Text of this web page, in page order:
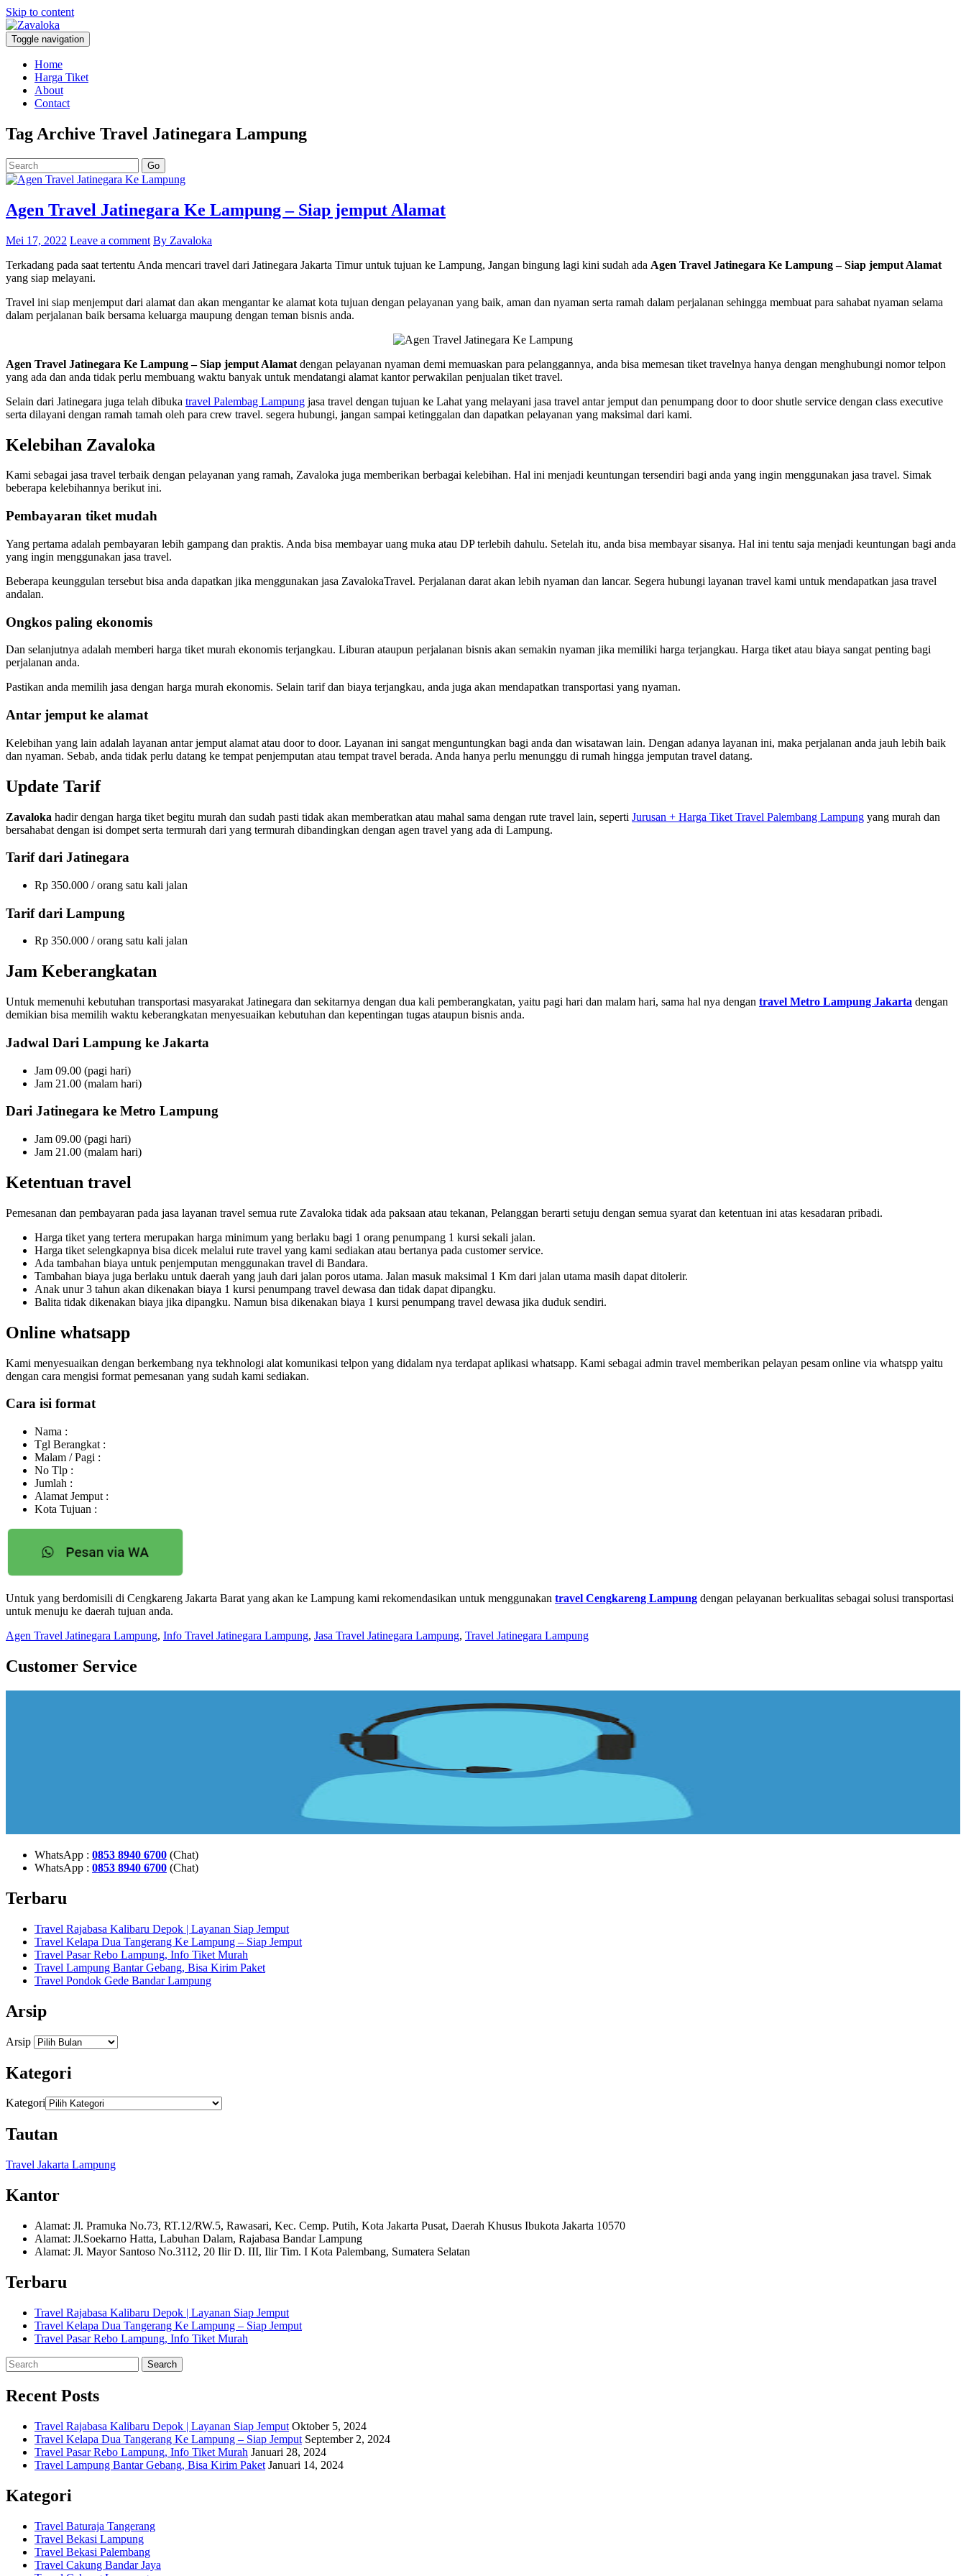
Skip to content
Zavaloka
Your Best and Affordable Travel Partner
Toggle navigation
Home
Harga Tiket
About
Contact
Tag Archive Travel Jatinegara Lampung
Go
Agen Travel Jatinegara Ke Lampung – Siap jemput Alamat
Mei 17, 2022 Leave a comment By Zavaloka
Terkadang pada saat tertentu Anda mencari travel dari Jatinegara Jakarta Timur untuk tujuan ke Lampung, Jangan bingung lagi kini sudah ada Agen Travel Jatinegara Ke Lampung – Siap jemput Alamat
yang siap melayani.
Travel ini siap menjemput dari alamat dan akan mengantar ke alamat kota tujuan dengan pelayanan yang baik, aman dan nyaman serta ramah dalam perjalanan sehingga membuat para sahabat nyaman selama
dalam perjalanan baik bersama keluarga maupung dengan teman bisnis anda.
Agen Travel Jatinegara Ke Lampung – Siap jemput Alamat dengan pelayanan nyaman demi memuaskan para pelanggannya, anda bisa memesan tiket travelnya hanya dengan menghubungi nomor telpon
yang ada dan anda tidak perlu membuang waktu banyak untuk mendatangi alamat kantor perwakilan penjualan tiket travel.
Selain dari Jatinegara juga telah dibuka travel Palembag Lampung jasa travel dengan tujuan ke Lahat yang melayani jasa travel antar jemput dan penumpang door to door shutle service dengan class executive
serta dilayani dengan ramah tamah oleh para crew travel. segera hubungi, jangan sampai ketinggalan dan dapatkan pelayanan yang maksimal dari kami.
Kelebihan Zavaloka
Kami sebagai jasa travel terbaik dengan pelayanan yang ramah, Zavaloka juga memberikan berbagai kelebihan. Hal ini menjadi keuntungan tersendiri bagi anda yang ingin menggunakan jasa travel. Simak
beberapa kelebihannya berikut ini.
Pembayaran tiket mudah
Yang pertama adalah pembayaran lebih gampang dan praktis. Anda bisa membayar uang muka atau DP terlebih dahulu. Setelah itu, anda bisa membayar sisanya. Hal ini tentu saja menjadi keuntungan bagi anda
yang ingin menggunakan jasa travel.
Beberapa keunggulan tersebut bisa anda dapatkan jika menggunakan jasa ZavalokaTravel. Perjalanan darat akan lebih nyaman dan lancar. Segera hubungi layanan travel kami untuk mendapatkan jasa travel
andalan.
Ongkos paling ekonomis
Dan selanjutnya adalah memberi harga tiket murah ekonomis terjangkau. Liburan ataupun perjalanan bisnis akan semakin nyaman jika memiliki harga terjangkau. Harga tiket atau biaya sangat penting bagi
perjalanan anda.
Pastikan anda memilih jasa dengan harga murah ekonomis. Selain tarif dan biaya terjangkau, anda juga akan mendapatkan transportasi yang nyaman.
Antar jemput ke alamat
Kelebihan yang lain adalah layanan antar jemput alamat atau door to door. Layanan ini sangat menguntungkan bagi anda dan wisatawan lain. Dengan adanya layanan ini, maka perjalanan anda jauh lebih baik
dan nyaman. Sebab, anda tidak perlu datang ke tempat penjemputan atau tempat travel berada. Anda hanya perlu menunggu di rumah hingga jemputan travel datang.
Update Tarif
Zavaloka hadir dengan harga tiket begitu murah dan sudah pasti tidak akan memberatkan atau mahal sama dengan rute travel lain, seperti Jurusan + Harga Tiket Travel Palembang Lampung yang murah dan
bersahabat dengan isi dompet serta termurah dari yang termurah dibandingkan dengan agen travel yang ada di Lampung.
Tarif dari Jatinegara
Rp 350.000 / orang satu kali jalan
Tarif dari Lampung
Rp 350.000 / orang satu kali jalan
Jam Keberangkatan
Untuk memenuhi kebutuhan transportasi masyarakat Jatinegara dan sekitarnya dengan dua kali pemberangkatan, yaitu pagi hari dan malam hari, sama hal nya dengan travel Metro Lampung Jakarta dengan
demikian bisa memilih waktu keberangkatan menyesuaikan kebutuhan dan kepentingan tugas ataupun bisnis anda.
Jadwal Dari Lampung ke Jakarta
Jam 09.00 (pagi hari)
Jam 21.00 (malam hari)
Dari Jatinegara ke Metro Lampung
Jam 09.00 (pagi hari)
Jam 21.00 (malam hari)
Ketentuan travel
Pemesanan dan pembayaran pada jasa layanan travel semua rute Zavaloka tidak ada paksaan atau tekanan, Pelanggan berarti setuju dengan semua syarat dan ketentuan ini atas kesadaran pribadi.
Harga tiket yang tertera merupakan harga minimum yang berlaku bagi 1 orang penumpang 1 kursi sekali jalan.
Harga tiket selengkapnya bisa dicek melalui rute travel yang kami sediakan atau bertanya pada customer service.
Ada tambahan biaya untuk penjemputan menggunakan travel di Bandara.
Tambahan biaya juga berlaku untuk daerah yang jauh dari jalan poros utama. Jalan masuk maksimal 1 Km dari jalan utama masih dapat ditolerir.
Anak unur 3 tahun akan dikenakan biaya 1 kursi penumpang travel dewasa dan tidak dapat dipangku.
Balita tidak dikenakan biaya jika dipangku. Namun bisa dikenakan biaya 1 kursi penumpang travel dewasa jika duduk sendiri.
Online whatsapp
Kami menyesuaikan dengan berkembang nya tekhnologi alat komunikasi telpon yang didalam nya terdapat aplikasi whatsapp. Kami sebagai admin travel memberikan pelayan pesam online via whatspp yaitu
dengan cara mengisi format pemesanan yang sudah kami sediakan.
Cara isi format
Nama :
Tgl Berangkat :
Malam / Pagi :
No Tlp :
Jumlah :
Alamat Jemput :
Kota Tujuan :
Untuk yang berdomisili di Cengkareng Jakarta Barat yang akan ke Lampung kami rekomendasikan untuk menggunakan travel Cengkareng Lampung dengan pelayanan berkualitas sebagai solusi transportasi
untuk menuju ke daerah tujuan anda.
Agen Travel Jatinegara Lampung, Info Travel Jatinegara Lampung, Jasa Travel Jatinegara Lampung, Travel Jatinegara Lampung
Customer Service
WhatsApp : 0853 8940 6700 (Chat)
WhatsApp : 0853 8940 6700 (Chat)
Terbaru
Travel Rajabasa Kalibaru Depok | Layanan Siap Jemput
Travel Kelapa Dua Tangerang Ke Lampung – Siap Jemput
Travel Pasar Rebo Lampung, Info Tiket Murah
Travel Lampung Bantar Gebang, Bisa Kirim Paket
Travel Pondok Gede Bandar Lampung
Arsip
Arsip
Kategori
Kategori
Tautan
Travel Jakarta Lampung
Kantor
Alamat: Jl. Pramuka No.73, RT.12/RW.5, Rawasari, Kec. Cemp. Putih, Kota Jakarta Pusat, Daerah Khusus Ibukota Jakarta 10570
Alamat: Jl.Soekarno Hatta, Labuhan Dalam, Rajabasa Bandar Lampung
Alamat: Jl. Mayor Santoso No.3112, 20 Ilir D. III, Ilir Tim. I Kota Palembang, Sumatera Selatan
Terbaru
Travel Rajabasa Kalibaru Depok | Layanan Siap Jemput
Travel Kelapa Dua Tangerang Ke Lampung – Siap Jemput
Travel Pasar Rebo Lampung, Info Tiket Murah
Recent Posts
Travel Rajabasa Kalibaru Depok | Layanan Siap Jemput Oktober 5, 2024
Travel Kelapa Dua Tangerang Ke Lampung – Siap Jemput September 2, 2024
Travel Pasar Rebo Lampung, Info Tiket Murah Januari 28, 2024
Travel Lampung Bantar Gebang, Bisa Kirim Paket Januari 14, 2024
Kategori
Travel Baturaja Tangerang
Travel Bekasi Lampung
Travel Bekasi Palembang
Travel Cakung Bandar Jaya